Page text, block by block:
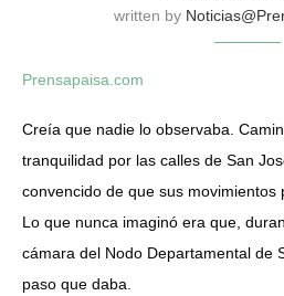
written by
Prensapaisa.com
Creía que nadie lo observaba.
tranquilidad por las calles de San
convencido de que sus movimientos
Lo que nunca imaginó era que,
cámara del Nodo Departamental de
paso que daba.